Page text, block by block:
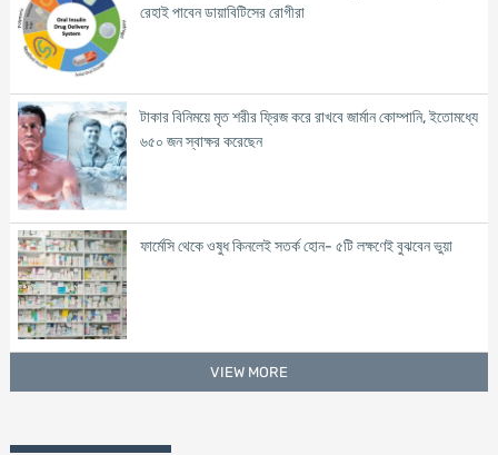
রেহাই পাবেন ডায়াবিটিসের রোগীরা
টাকার বিনিময়ে মৃত শরীর ফ্রিজ করে রাখবে জার্মান কোম্পানি, ইতোমধ্যে
৬৫০ জন স্বাক্ষর করেছেন
ফার্মেসি থেকে ওষুধ কিনলেই সতর্ক হোন- ৫টি লক্ষণেই বুঝবেন ভুয়া
VIEW MORE